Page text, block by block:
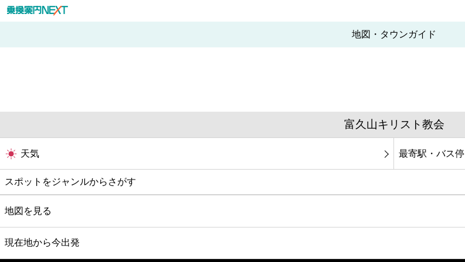
地図・タウンガイド
富久山キリスト教会
天気 最寄駅・バス停
スポットをジャンルからさがす
グルメ
映画
地図を見る
現在地から今出発